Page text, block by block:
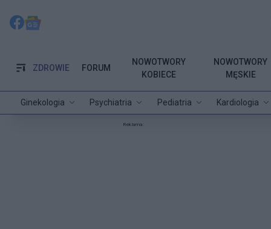
ZDROWIE
Ginekologia Psychiatria Pediatria Kardiologia
FORUM
NOWOTWORY
KOBIECE
NOWOTWORY
MĘSKIE
Reklama: